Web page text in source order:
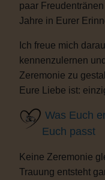
paar
Jahre in Eurer
Ich freue mich
kennenzulernen
Zeremonie zu
Eure Liebe ist:
Was Euch
Euch passt
Keine Zeremonie
Trauung entsteht